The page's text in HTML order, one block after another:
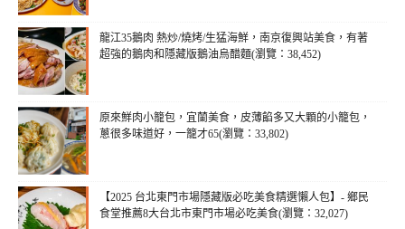
龍江35鵝肉 熱炒/燒烤/生猛海鮮，南京復興站美食，有著
超強的鵝肉和隱藏版鵝油烏醋麵(瀏覽：38,452)
原來鮮肉小籠包，宜蘭美食，皮薄餡多又大顆的小籠包，
蔥很多味道好，一籠才65(瀏覽：33,802)
【2025 台北東門市場隱藏版必吃美食精選懶人包】- 鄉民
食堂推薦8大台北市東門市場必吃美食(瀏覽：32,027)